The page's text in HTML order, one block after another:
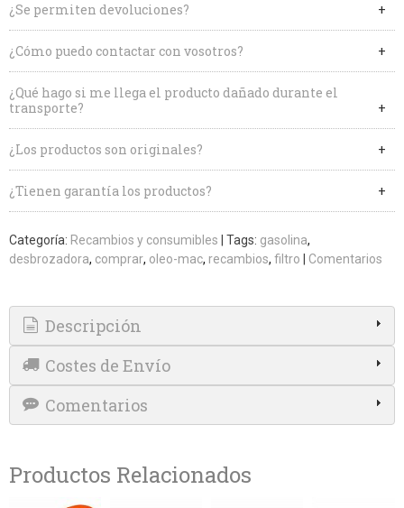
¿Se permiten devoluciones?
¿Cómo puedo contactar con vosotros?
¿Qué hago si me llega el producto dañado durante el
transporte?
¿Los productos son originales?
¿Tienen garantía los productos?
Categoría: Recambios y consumibles Tags: gasolina
desbrozadora comprar oleo-mac recambios filtro Comentarios
Descripción
Costes de Envío
Comentarios
Productos Relacionados